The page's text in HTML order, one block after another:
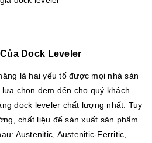
Dock Leveler
là hai yếu tố được mọi nhà sản
chọn đem đến cho quý khách
dock leveler chất lượng nhất. Tuy
chất liệu để sản xuất sản phẩm
Austenitic, Austenitic-Ferritic,